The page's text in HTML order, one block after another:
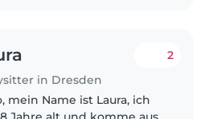
in Dresden
2
mein Name ist Laura, ich